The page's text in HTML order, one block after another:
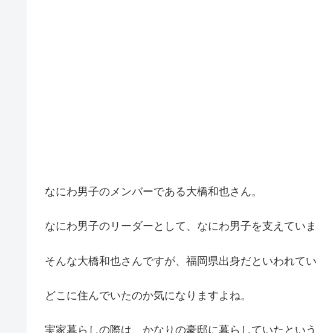
なにわ男子のメンバーである大橋和也さん。
なにわ男子のリーダーとして、なにわ男子を支えていま
そんな大橋和也さんですが、福岡県出身だといわれてい
どこに住んでいたのか気になりますよね。
実家暮らしの際は、かなりの豪邸に暮らしていたという